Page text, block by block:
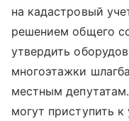
на кадастровый
решением общего
утвердить
многоэтажки
местным
могут приступить